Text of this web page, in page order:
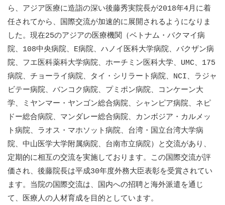
ら、アジア医療に造詣の深い後藤秀実院長が2018年4月に着
任されてから、国際交流が加速的に展開されるようになりま
した。現在25のアジアの医療機関（ベトナム・バクマイ病
院、108中央病院、E病院、ハノイ医科大学病院、バクザン病
院、フエ医科薬科大学病院、ホーチミン医科大学、UMC、175
病院、チョーライ病院、タイ・シリラート病院、NCI、ラジャ
ビテー病院、バンコク病院、プミポン病院、コンケーン大
学、ミヤンマー・ヤンゴン総合病院、シャンピア病院、ネピ
ドー総合病院、マンダレー総合病院、カンボジア・カルメッ
ト病院、ラオス・マホソット病院、台湾・国立台湾大学病
院、中山医学大学附属病院、台南市立病院）と交流があり、
定期的に相互の交流を実施しております。この国際交流が評
価され、後藤院長は平成30年度外務大臣表彰を受賞されてい
ます。当院の国際交流は、国内への招聘と海外派遣を通じ
て、医療人の人材育成を目的としています。